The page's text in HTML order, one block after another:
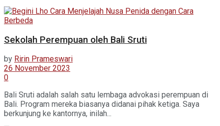
Sekolah Perempuan oleh Bali Sruti
by Ririn Prameswari
26 November 2023
0
Bali Sruti adalah salah satu lembaga advokasi perempuan di
Bali. Program mereka biasanya didanai pihak ketiga. Saya
berkunjung ke kantornya, inilah...